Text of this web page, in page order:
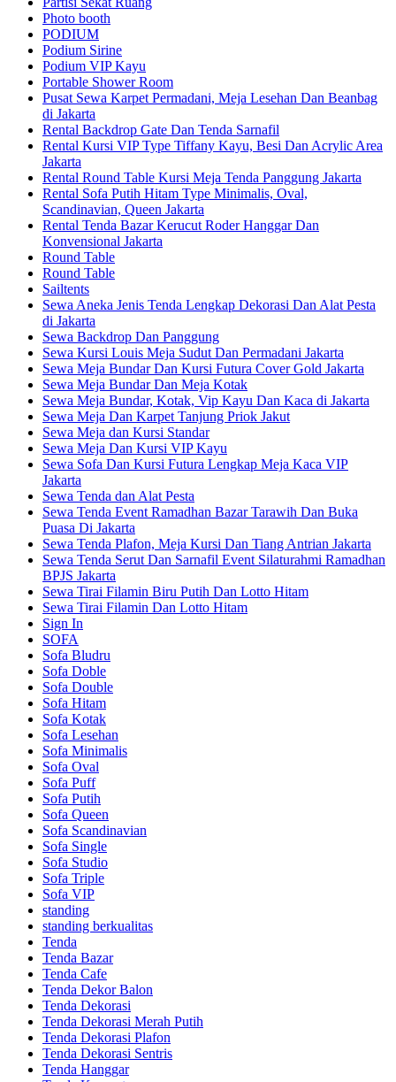
Photo booth
PODIUM
Podium Sirine
Podium VIP Kayu
Portable Shower Room
Pusat Sewa Karpet Permadani, Meja Lesehan Dan Beanbag
di Jakarta
Rental Backdrop Gate Dan Tenda Sarnafil
Rental Kursi VIP Type Tiffany Kayu, Besi Dan Acrylic Area
Jakarta
Rental Round Table Kursi Meja Tenda Panggung Jakarta
Rental Sofa Putih Hitam Type Minimalis, Oval,
Scandinavian, Queen Jakarta
Rental Tenda Bazar Kerucut Roder Hanggar Dan
Konvensional Jakarta
Round Table
Round Table
Sailtents
Sewa Aneka Jenis Tenda Lengkap Dekorasi Dan Alat Pesta
di Jakarta
Sewa Backdrop Dan Panggung
Sewa Kursi Louis Meja Sudut Dan Permadani Jakarta
Sewa Meja Bundar Dan Kursi Futura Cover Gold Jakarta
Sewa Meja Bundar Dan Meja Kotak
Sewa Meja Bundar, Kotak, Vip Kayu Dan Kaca di Jakarta
Sewa Meja Dan Karpet Tanjung Priok Jakut
Sewa Meja dan Kursi Standar
Sewa Meja Dan Kursi VIP Kayu
Sewa Sofa Dan Kursi Futura Lengkap Meja Kaca VIP
Jakarta
Sewa Tenda dan Alat Pesta
Sewa Tenda Event Ramadhan Bazar Tarawih Dan Buka
Puasa Di Jakarta
Sewa Tenda Plafon, Meja Kursi Dan Tiang Antrian Jakarta
Sewa Tenda Serut Dan Sarnafil Event Silaturahmi Ramadhan
BPJS Jakarta
Sewa Tirai Filamin Biru Putih Dan Lotto Hitam
Sewa Tirai Filamin Dan Lotto Hitam
Sign In
SOFA
Sofa Bludru
Sofa Doble
Sofa Double
Sofa Hitam
Sofa Kotak
Sofa Lesehan
Sofa Minimalis
Sofa Oval
Sofa Puff
Sofa Putih
Sofa Queen
Sofa Scandinavian
Sofa Single
Sofa Studio
Sofa Triple
Sofa VIP
standing
standing berkualitas
Tenda
Tenda Bazar
Tenda Cafe
Tenda Dekor Balon
Tenda Dekorasi
Tenda Dekorasi Merah Putih
Tenda Dekorasi Plafon
Tenda Dekorasi Sentris
Tenda Hanggar